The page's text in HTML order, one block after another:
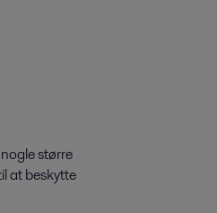
større
at beskytte